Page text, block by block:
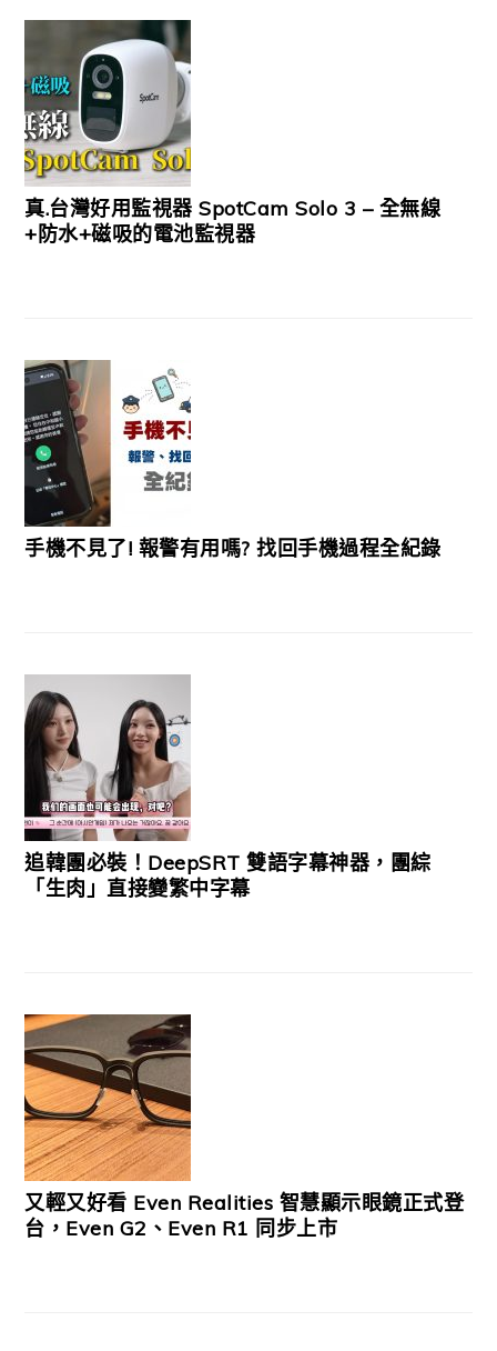
真.台灣好用監視器 SpotCam Solo 3 – 全無線
+防水+磁吸的電池監視器
手機不見了! 報警有用嗎? 找回手機過程全紀錄
追韓團必裝！DeepSRT 雙語字幕神器，團綜
「生肉」直接變繁中字幕
又輕又好看 Even Realities 智慧顯示眼鏡正式登
台，Even G2、Even R1 同步上市